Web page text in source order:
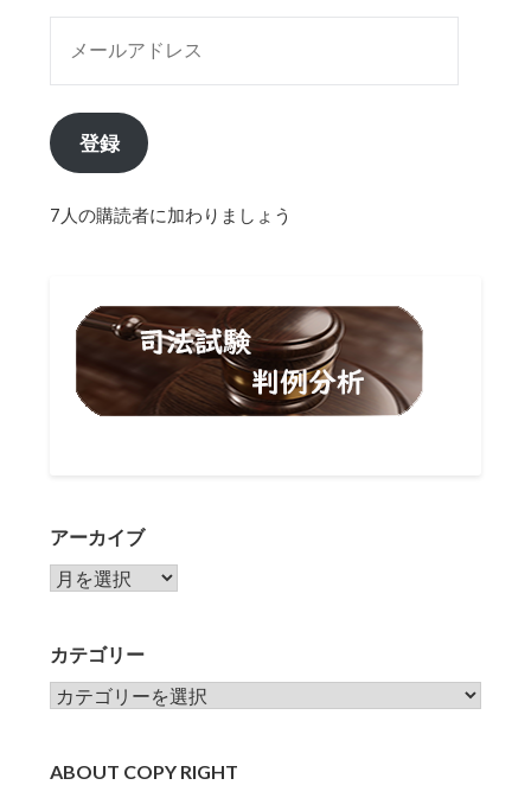
登録
7人の購読者に加わりましょう
アーカイブ
アーカイブ
カテゴリー
カテゴリー
ABOUT COPY RIGHT